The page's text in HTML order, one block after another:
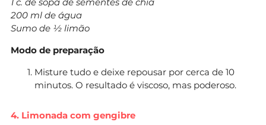
200 ml de água
Sumo de ½ limão
Modo de preparação
Misture tudo e deixe repousar por cerca de 10
minutos. O resultado é viscoso, mas poderoso.
4. Limonada com gengibre